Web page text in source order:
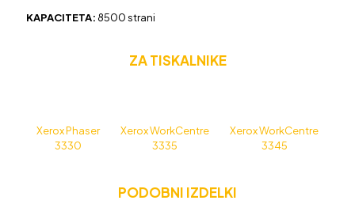
količina
KAPACITETA: 8500 strani
ZA TISKALNIKE
Xerox Phaser
3330
Xerox WorkCentre
3335
Xerox WorkCentre
3345
PODOBNI IZDELKI